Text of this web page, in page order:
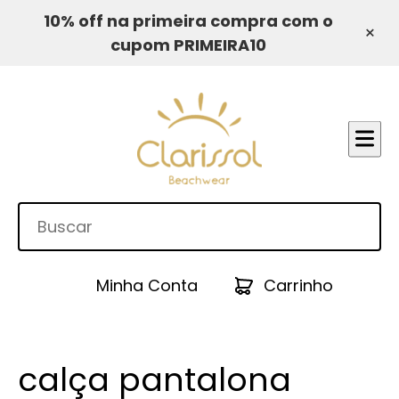
10% off na primeira compra com o
cupom PRIMEIRA10
×
Minha Conta Carrinho
calça pantalona